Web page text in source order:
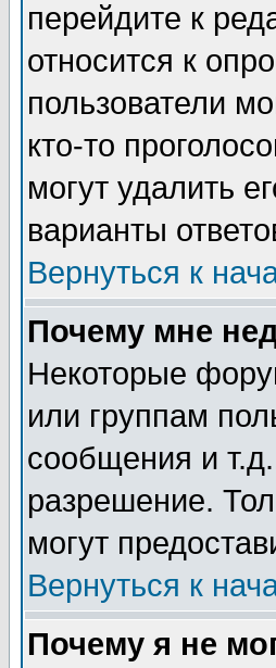
перейдите к
относится к
пользователи
кто-то
могут удалить
варианты
Вернуться к
Почему мне
Некоторые
или группам
сообщения и
разрешение.
могут
Вернуться к
Почему я не